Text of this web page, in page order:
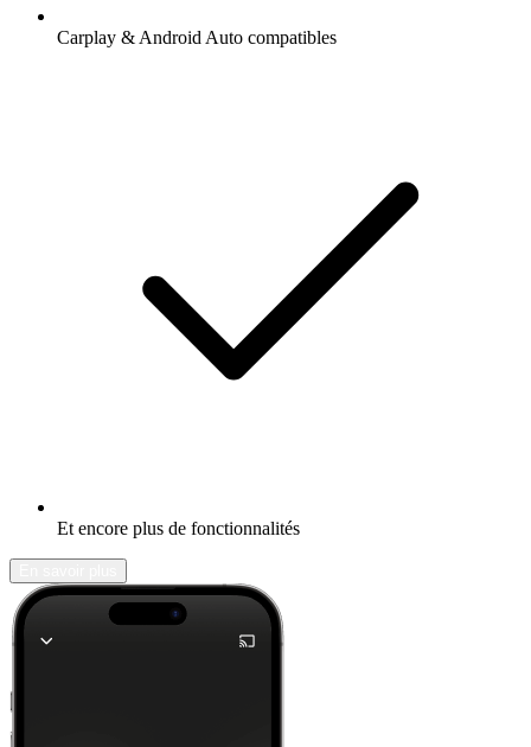
Carplay & Android Auto compatibles
Et encore plus de fonctionnalités